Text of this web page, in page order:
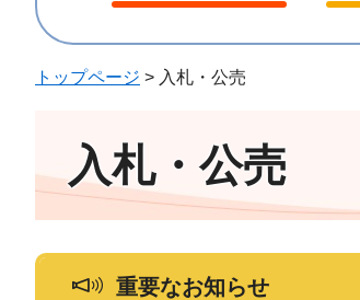
じ
じ
トップページ > 入札・公売
入札・公売
重要なお知らせ